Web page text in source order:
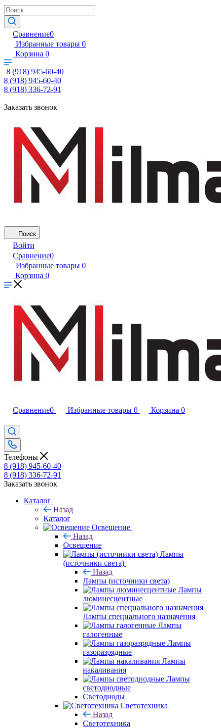
Сравнение0
Избранные товары 0
Корзина 0
8 (918) 945-60-40
8 (918) 945-60-40
8 (918) 336-72-91
Заказать звонок
Поиск
Войти
Сравнение0
Избранные товары 0
Корзина 0
Сравнение0 Избранные товары 0 Корзина 0
Телефоны
8 (918) 945-60-40
8 (918) 336-72-91
Заказать звонок
Каталог
Назад
Каталог
Освещение
Назад
Освещение
Лампы
(источники света)
Назад
Лампы (источники света)
Лампы
люминесцентные
Лампы специального назначения
Лампы
галогенные
Лампы
газоразрядные
Лампы
накаливания
Лампы
светодиодные
Светодиоды
Светотехника
Назад
Светотехника